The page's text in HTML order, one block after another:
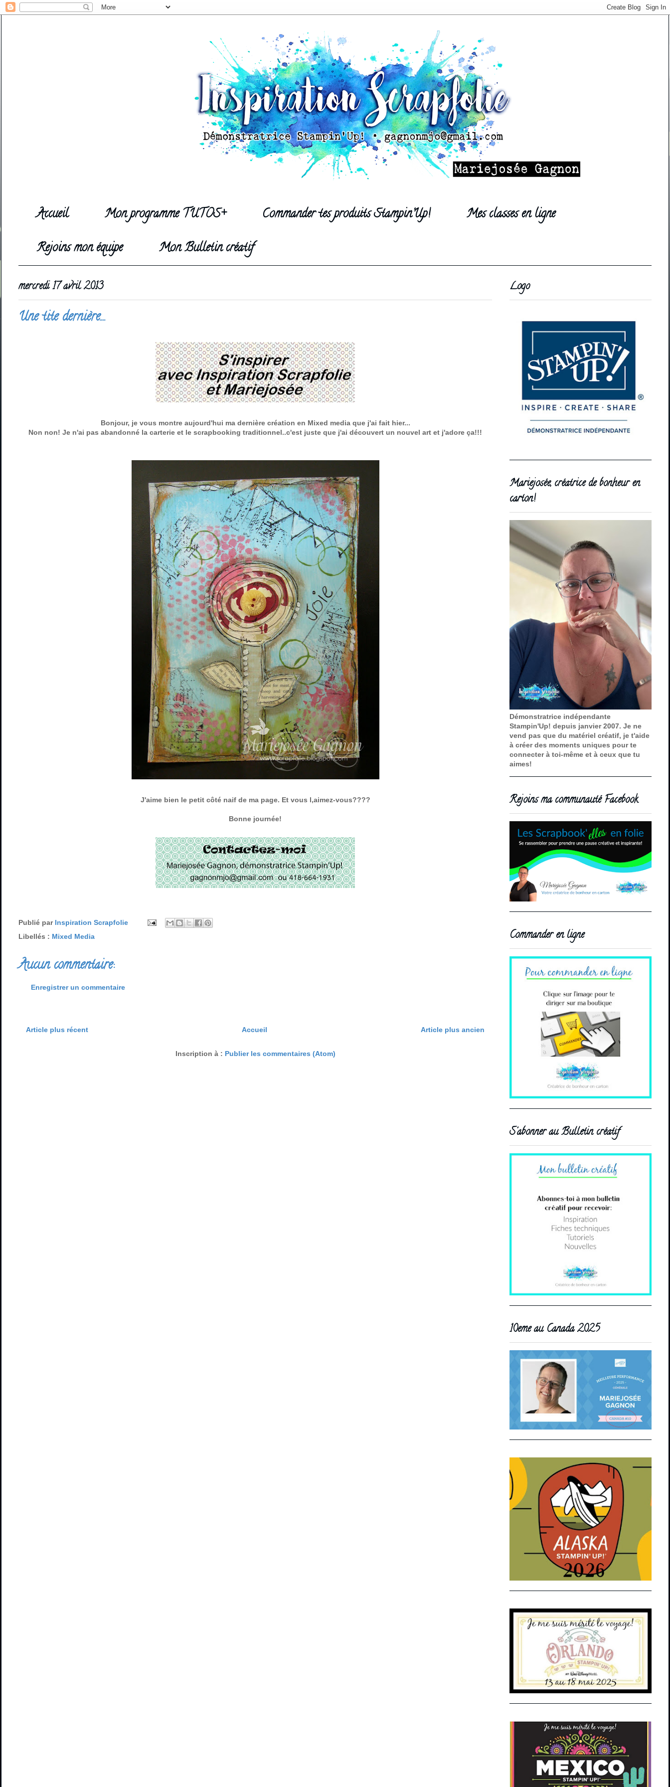
Accueil Mon programme TUTOS+ Commander tes produits Stampin'Up!
Mes classes en ligne
Rejoins mon équipe
Mon Bulletin créatif
mercredi 17 avril 2013
Une tite dernière....
Bonjour, je vous montre aujourd'hui ma dernière création en Mixed media que j'ai fait hier...
Non non! Je n'ai pas abandonné la carterie et le scrapbooking traditionnel..c'est juste que j'ai découvert un nouvel art et j'adore ça!!!
J'aime bien le petit côté naif de ma page. Et vous l,aimez-vous????
Bonne journée!
Publié par Inspiration Scrapfolie
Libellés : Mixed Media
Aucun commentaire:
Enregistrer un commentaire
Article plus récent Article plus ancien
Accueil
Inscription à : Publier les commentaires (Atom)
Logo
Mariejosée, créatrice de bonheur en
carton!
Démonstratrice indépendante
Stampin'Up! depuis janvier 2007. Je ne
vend pas que du matériel créatif, je t'aide
à créer des moments uniques pour te
connecter à toi-même et à ceux que tu
aimes!
Rejoins ma communauté Facebook
Commander en ligne
S'abonner au Bulletin créatif
10eme au Canada 2025